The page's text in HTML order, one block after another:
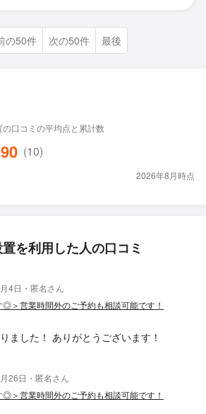
の50件 次の50件 最後
口コミの平均点と累計数
(10)
2026年8月時点
を利用した人の口コミ
4日・匿名さん
＞営業時間外のご予約も相談可能です！
ました！ ありがとうございます！
26日・匿名さん
＞営業時間外のご予約も相談可能です！